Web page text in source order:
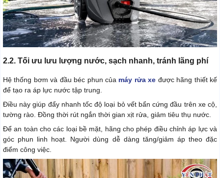
2.2. Tối ưu lưu lượng nước, sạch nhanh, tránh lãng phí
Hệ thống bơm và đầu béc phun của máy rửa xe được hãng thiết kế
để tạo ra áp lực nước tập trung.
Điều này giúp đẩy nhanh tốc độ loại bỏ vết bẩn cứng đầu trên xe cộ,
tường rào. Đồng thời rút ngắn thời gian xịt rửa, giảm tiêu thụ nước.
Để an toàn cho các loại bề mặt, hãng cho phép điều chỉnh áp lực và
góc phun linh hoạt. Người dùng dễ dàng tăng/giảm áp theo đặc
điểm công việc.